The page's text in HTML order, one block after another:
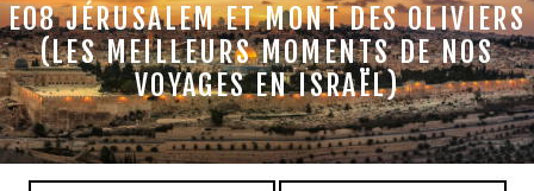
E08 JÉRUSALEM ET MONT DES OLIVIERS
(LES MEILLEURS MOMENTS DE NOS
VOYAGES EN ISRAËL)